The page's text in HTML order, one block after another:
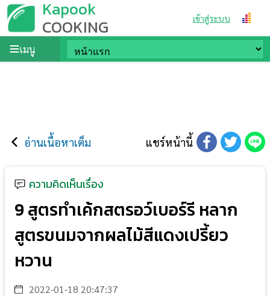
Kapook
COOKING เข้าสู่ระบบ
เมนู
อ่านเนื้อหาเต็ม แชร์หน้านี้
ความคิดเห็นเรื่อง
9 สูตรทำเค้กสตรอว์เบอร์รี หลาก
สูตรขนมจากผลไม้สีแดงเปรี้ยว
หวาน
2022-01-18 20:47:37